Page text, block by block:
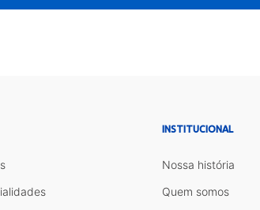
INSTITUCIONAL
Nossa história
Quem somos